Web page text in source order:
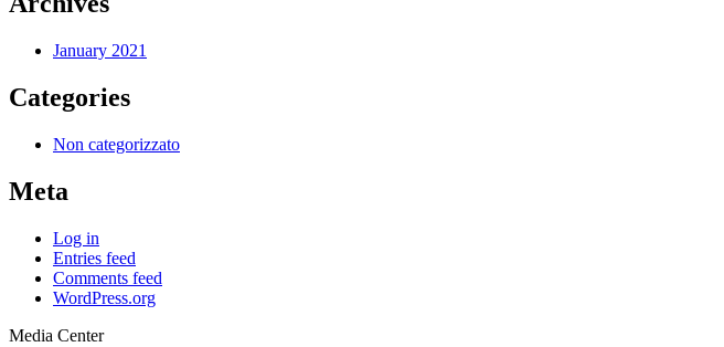
January 2021
Categories
Non categorizzato
Meta
Log in
Entries feed
Comments feed
WordPress.org
Media Center